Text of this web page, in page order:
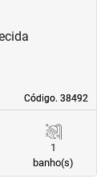
Código. 38492
Código. 38492
1
banho(s)